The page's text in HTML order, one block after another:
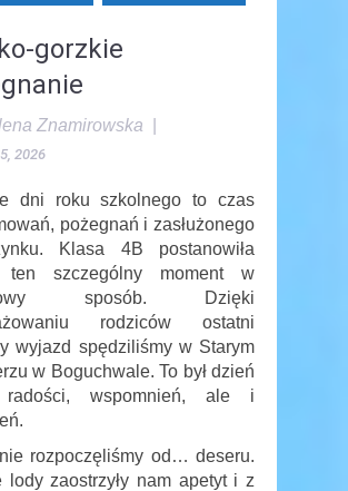
gorzkie
Znamirowska
2026
dni roku szkolnego to czas
pożegnań i zasłużonego
Klasa 4B postanowiła
ten szczególny moment w
sposób. Dzięki
rodziców ostatni
wyjazd spędziliśmy w Starym
w Boguchwale. To był dzień
radości, wspomnień, ale i
rozpoczęliśmy od… deseru.
lody zaostrzyły nam apetyt i z